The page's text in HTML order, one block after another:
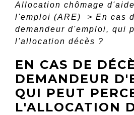
Allocation chômage
l'emploi (ARE)
> En cas
demandeur d'emploi, qui
l'allocation décès ?
EN CAS DE
DEMANDEUR
QUI PEUT
L'ALLOCATION